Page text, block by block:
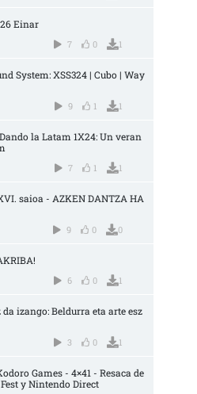
Einar
7 0 1
System: XSS324 | Cubo | Way
9 1 1
la Latam 1X24: Un veran
7 1 1
saioa - AZKEN DANTZA HA
9 0 0
6 0 1
da izango: Beldurra eta arte esz
3 0 1
Games - 4×41 - Resaca de
y Nintendo Direct